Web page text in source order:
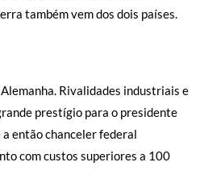
também vem dos dois países.
Rivalidades industriais e
prestígio para o presidente
então chanceler federal
com custos superiores a 100